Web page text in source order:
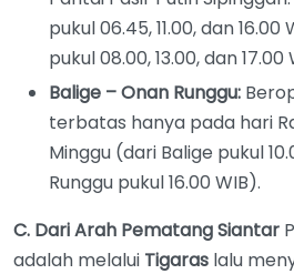
pukul 06.45, 11.00, dan 16.00
pukul 08.00, 13.00, dan
Balige – Onan Runggu:
terbatas hanya pada hari
Minggu (dari Balige pukul
Runggu pukul 16.00 WIB).
C. Dari Arah Pematang Siantar
adalah melalui Tigaras lalu